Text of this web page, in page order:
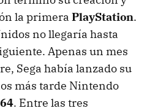
la primera PlayStation.
no llegaría hasta
Apenas un mes
Sega había lanzado su
más tarde Nintendo
. Entre las tres